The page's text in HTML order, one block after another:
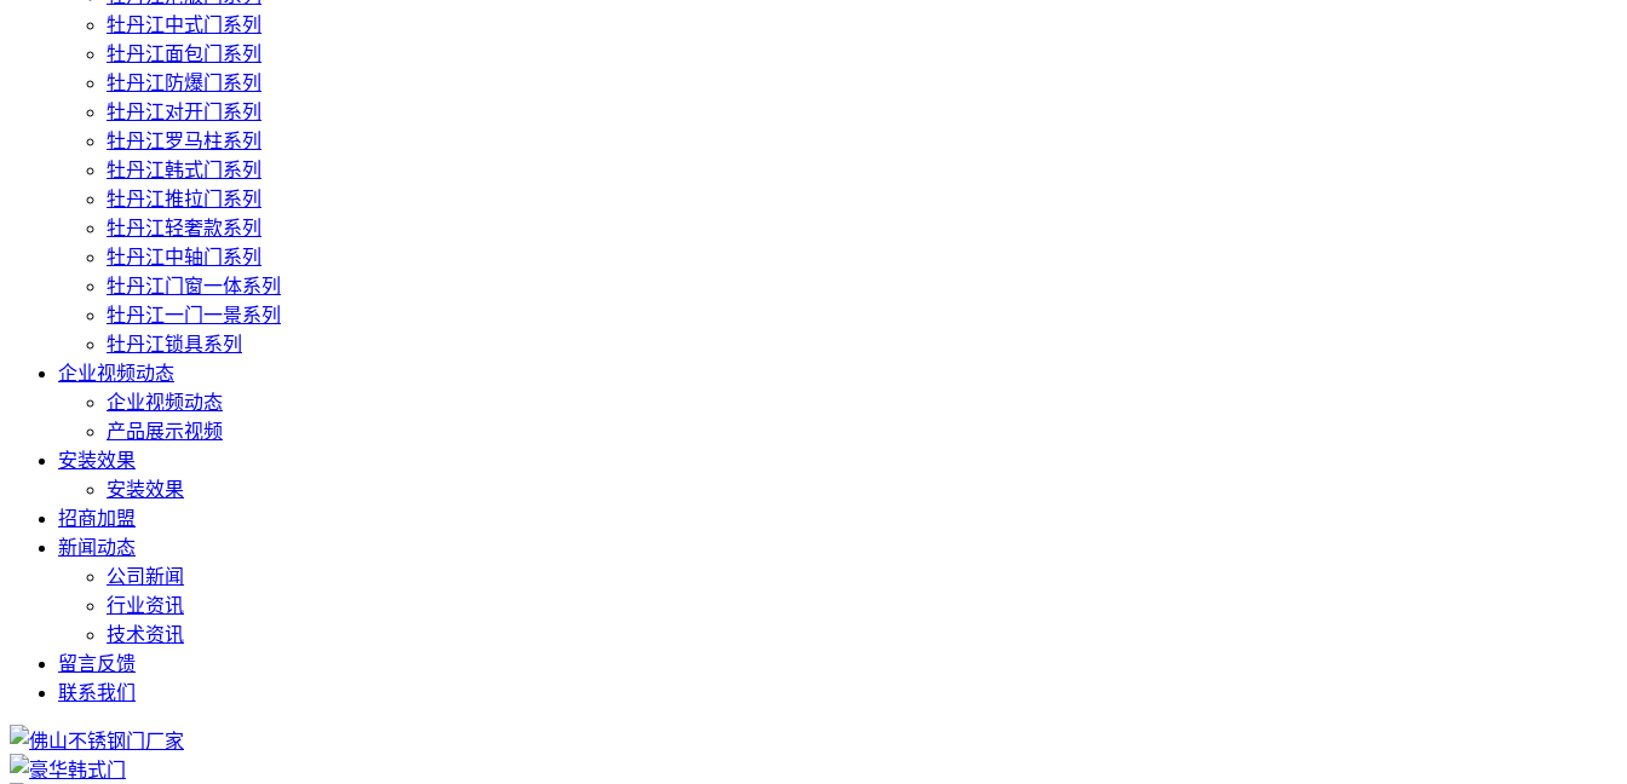
牡丹江中式门系列
牡丹江面包门系列
牡丹江防爆门系列
牡丹江对开门系列
牡丹江罗马柱系列
牡丹江韩式门系列
牡丹江推拉门系列
牡丹江轻奢款系列
牡丹江中轴门系列
牡丹江门窗一体系列
牡丹江一门一景系列
牡丹江锁具系列
企业视频动态
企业视频动态
产品展示视频
安装效果
安装效果
招商加盟
新闻动态
公司新闻
行业资讯
技术资讯
留言反馈
联系我们